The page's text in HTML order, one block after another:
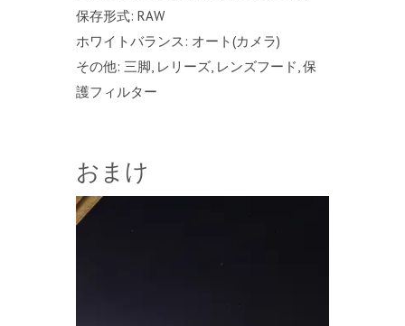
保存形式: RAW
ホワイトバランス: オート(カメラ)
その他: 三脚, レリーズ, レンズフード, 保
護フィルター
おまけ